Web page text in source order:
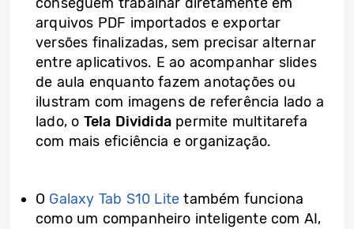
conseguem trabalhar diretamente em
arquivos PDF importados e exportar
versões finalizadas, sem precisar alternar
entre aplicativos. E ao acompanhar slides
de aula enquanto fazem anotações ou
ilustram com imagens de referência lado a
lado, o Tela Dividida permite multitarefa
com mais eficiência e organização.
O Galaxy Tab S10 Lite também funciona
como um companheiro inteligente com AI,